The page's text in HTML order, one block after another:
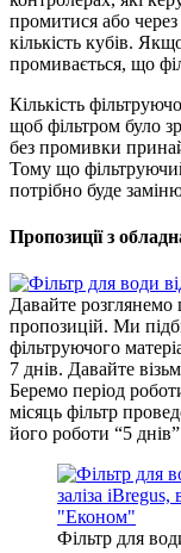
промитися або через
кількість кубів.
промивається, що
Кількість
щоб фільтром було
без промивки
Тому що
потрібно буде
Пропозиції з
Давайте
пропозицій. Ми
фільтруючого
7 днів. Давайте
Беремо період
місяць фільтр
його роботи “5
Фільтр для